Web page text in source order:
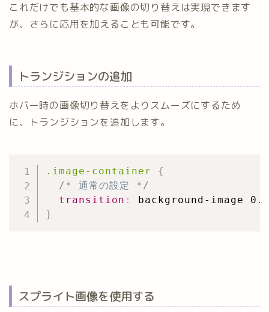
これだけでも基本的な画像の切り替えは実現できます
が、さらに応用を加えることも可能です。
トランジションの追加
ホバー時の画像切り替えをよりスムーズにするため
に、トランジションを追加します。
.image-container
{
/* 通常の設定 */
transition :
background-image
}
スプライト画像を使用する